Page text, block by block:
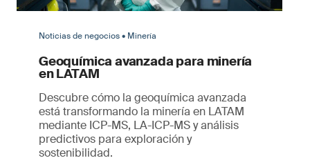
Noticias de negocios • Minería
Geoquímica avanzada para minería
en LATAM
Descubre cómo la geoquímica avanzada
está transformando la minería en LATAM
mediante ICP-MS, LA-ICP-MS y análisis
predictivos para exploración y
sostenibilidad.